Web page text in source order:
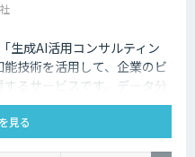
生成AI活用コンサルティン
技術を活用して、企業のビ
するサービスです。データ分
マーエクスペリエンスの向
供します。貴社事業の実態
争力を高めます。
見る